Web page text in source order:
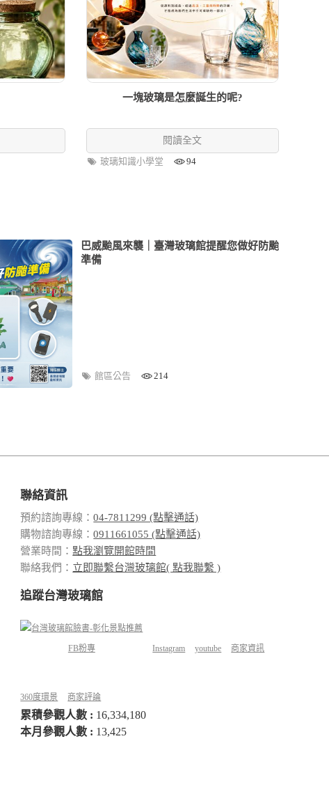
一塊玻璃是怎麼誕生的呢?
閱讀全文
玻璃知識小學堂
94
巴威颱風來襲｜臺灣玻璃館提醒您做好防颱
準備
館區公告 214
聯絡資訊
預約諮詢專線：04-7811299 (點擊通話)
購物諮詢專線：0911661055 (點擊通話)
營業時間：點我瀏覽開館時間
聯絡我們： 立即聯繫台灣玻璃館( 點我聯繫 )
追蹤台灣玻璃館
FB粉專 Instagram youtube 商家資訊
360度環景 商家評論
累積參觀人數 : 16,334,180
本月參觀人數 : 13,425